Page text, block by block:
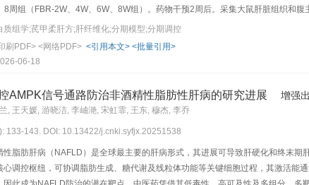
8周组（FBR-2W、4W、6W、8W组）。药物干预2周后。采集大鼠肝脏组织和
病理损伤和胶原纤维沉积；免疫组化（IHC）检测肝组织纤维化标志物含量。全
取Control组、各期Model组、各期QRF组肝组织，采用非标记定量蛋白质组学
生物信息学分析。结果（1）CCl
）、碱性磷酸酶（ALP）、直接胆红素（DBIL）、总胆红素（TBil）水平显著
），透明质酸（HA），层粘连蛋白（LN）水平明显升高（P<0.05，P<0.01）
Ⅰ表达阳性面积明显减少（P<0.05），各期Model组大鼠ALT、AST、
显降低（P<0.05）。其中各项指标改善以F3期最为显著（P<0.01）。（3）
调趋势；Western blot检测NAD（P）H醌氧化还原酶1（NQO1）、丝裂原活化
果一致。生物信息学结果显示165个差异蛋白富集到多条信号通路，发现药物代
质组学;芪甲柔肝方;肝纤维化;分期模型;分期调控
刷PDF> <网络PDF> <引用本文> <批量引用>
06-18
AMPK信号通路防治非酒精性脂肪性肝病的研究进展 增强
, 王天媛, 游晓洁, 李岫滟, 宋虹霏, 王东, 穆杰, 李乔
133-143. DOI: 10.13422/j.cnki.syfjx.20251538
性脂肪肝病（NAFLD）是全球最主要的肝病形式，其进展可导致肝硬化和终末
心调控枢纽，可协调脂肪生成、糖代谢及线粒体功能等关键细胞过程，其激活